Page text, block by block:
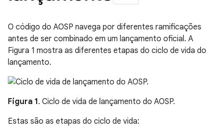
O código do AOSP navega por diferentes ramificações
antes de ser combinado em um lançamento oficial. A
Figura 1 mostra as diferentes etapas do ciclo de vida do
lançamento.
Figura 1. Ciclo de vida de lançamento do AOSP.
Estas são as etapas do ciclo de vida: